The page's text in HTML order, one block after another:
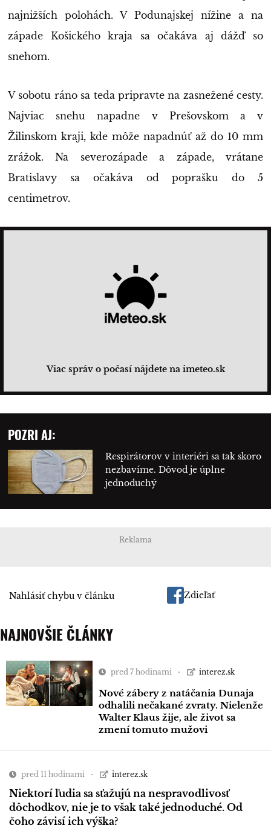
najnižších polohách. V Podunajskej nížine a na
západe Košického kraja sa očakáva aj dážď so
snehom.
V sobotu ráno sa teda pripravte na zasnežené cesty.
Najviac snehu napadne v Prešovskom a v
Žilinskom kraji, kde môže napadnúť až do 10 mm
zrážok. Na severozápade a západe, vrátane
Bratislavy sa očakáva od poprašku do 5
centimetrov.
Viac správ o počasí nájdete na imeteo.sk
POZRI AJ:
Respirátorov v interiéri sa tak skoro
nezbavíme. Dôvod je úplne
jednoduchý
Reklama
Nahlásiť chybu v článku Zdieľať
NAJNOVŠIE ČLÁNKY
pred 7 hodinami interez.sk
Nové zábery z natáčania Dunaja
odhalili nečakané zvraty. Nielenže
Walter Klaus žije, ale život sa
zmení tomuto mužovi
pred 11 hodinami interez.sk
Niektorí ľudia sa sťažujú na nespravodlivosť
dôchodkov, nie je to však také jednoduché. Od
čoho závisí ich výška?